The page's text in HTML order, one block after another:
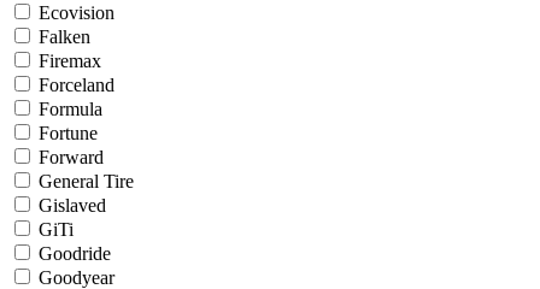
Ecovision
Falken
Firemax
Forceland
Formula
Fortune
Forward
General Tire
Gislaved
GiTi
Goodride
Goodyear